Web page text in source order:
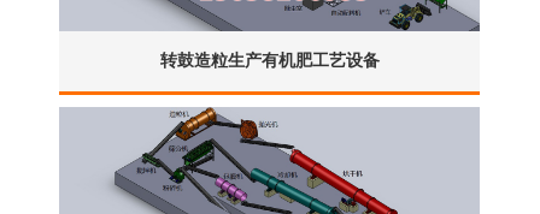
转鼓造粒生产有机肥工艺设备